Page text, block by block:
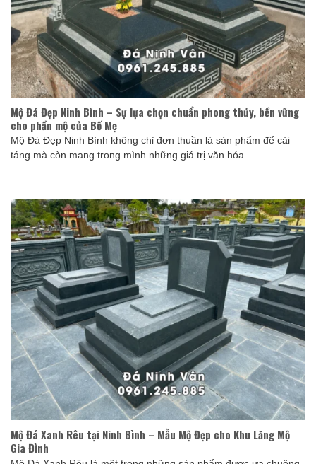
Mộ Đá Đẹp Ninh Bình – Sự lựa chọn chuẩn phong thủy, bền vững
cho phần mộ của Bố Mẹ
Mộ Đá Đẹp Ninh Bình không chỉ đơn thuần là sản phẩm để cải
táng mà còn mang trong mình những giá trị văn hóa ...
Mộ Đá Xanh Rêu tại Ninh Bình – Mẫu Mộ Đẹp cho Khu Lăng Mộ
Gia Đình